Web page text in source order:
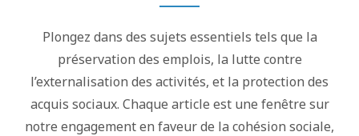
Plongez dans des sujets essentiels tels que la
préservation des emplois, la lutte contre
l’externalisation des activités, et la protection des
acquis sociaux. Chaque article est une fenêtre sur
notre engagement en faveur de la cohésion sociale,